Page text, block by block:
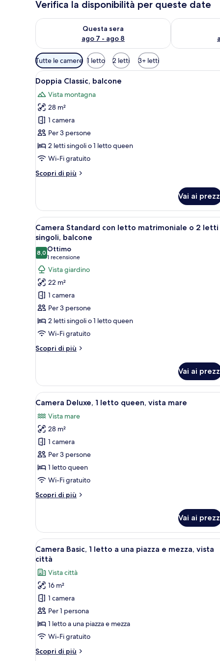
Verifica la disponibilità per queste date
Questa sera
ago 7 - ago 8
Verifica la disponibilità per questa sera, ago 7 - ago 8
Verifica la
Filtri
disponibili
per
camere
Tutte le camere 1 letto 2 letti 3+ letti
Apri
tutte
le
foto
per
Doppia
Classic,
balcone
Una camera da letto con un
8
Doppia Classic, balcone
Vista montagna
28 m²
1 camera
Per 3 persone
2 letti singoli o 1 letto queen
Wi-Fi gratuito
Scopri di più
Altri
Classic,
balcone
Vai ai
Apri
tutte
le
foto
per
Camera
Standard
con
letto
matrimoniale
o
2
balcone
Una camera d'albergo con
8
Camera Standard con letto matrimoniale o 2 letti
singoli, balcone
8,08,0 su 10
Ottimo
1 recensione
(1
recensione)
Vista giardino
22 m²
1 camera
Per 3 persone
2 letti singoli o 1 letto queen
Wi-Fi gratuito
Scopri di più
Altri
Standard
con
letto
o
2
letti
singoli,
balcone
Vai ai
Apri
tutte
le
foto
per
Camera
Deluxe,
1
queen,
Una camera da letto con un
7
Camera Deluxe, 1 letto queen, vista mare
Vista mare
28 m²
1 camera
Per 3 persone
1 letto queen
Wi-Fi gratuito
Scopri di più
Altri
Deluxe,
letto
queen,
mare
Vai ai
Apri
tutte
le
foto
per
Camera
Basic,
1
letto
una
Una stanza piccola e
6
Camera Basic, 1 letto a una piazza e mezza, vista
città
Vista città
16 m²
1 camera
Per 1 persona
1 letto a una piazza e mezza
Wi-Fi gratuito
Scopri di più
Altri